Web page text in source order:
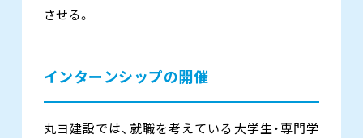
させる。
インターンシップの開催
丸ヨ建設では、就職を考えている大学生・専門学